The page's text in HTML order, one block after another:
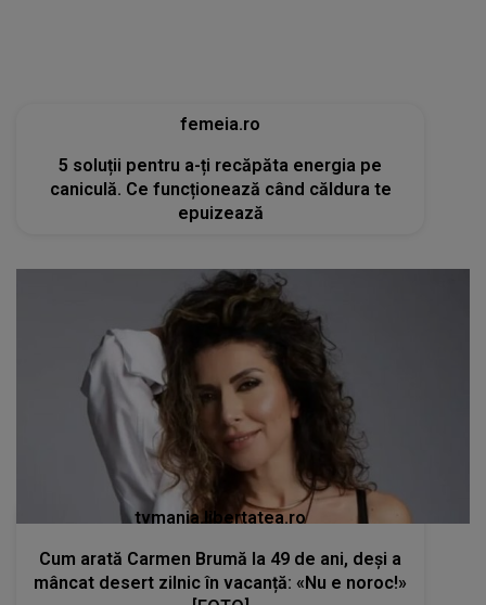
femeia.ro
5 soluții pentru a-ți recăpăta energia pe
caniculă. Ce funcționează când căldura te
epuizează
tvmania.libertatea.ro
Cum arată Carmen Brumă la 49 de ani, deși a
mâncat desert zilnic în vacanță: «Nu e noroc!»